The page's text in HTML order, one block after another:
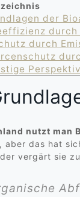
der
durch
nutzt man
aber das hat
vergärt sie